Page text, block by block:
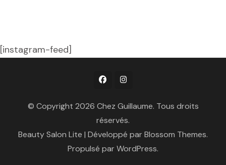
[instagram-feed]
© Copyright 2026 Chez Guillaume. Tous droits
réservés.
Beauty Salon Lite | Développé par Blossom Themes.
Propulsé par WordPress.